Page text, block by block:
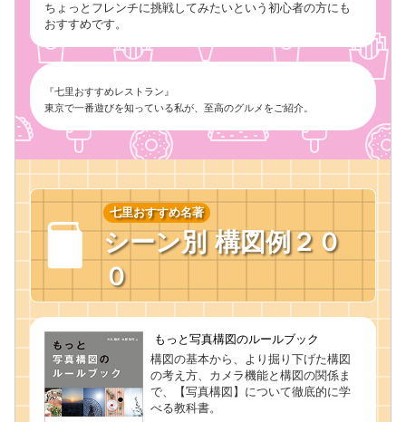
ちょっとフレンチに挑戦してみたいという初心者の方にも
おすすめです。
『七里おすすめレストラン』
東京で一番遊びを知っている私が、至高のグルメをご紹介。
七里おすすめ名著
シーン別 構図例２０
０
もっと写真構図のルールブック
構図の基本から、より掘り下げた構図
の考え方、カメラ機能と構図の関係ま
で、【写真構図】について徹底的に学
べる教科書。